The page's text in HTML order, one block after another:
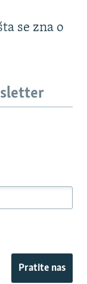
se zna o
Pratite nas